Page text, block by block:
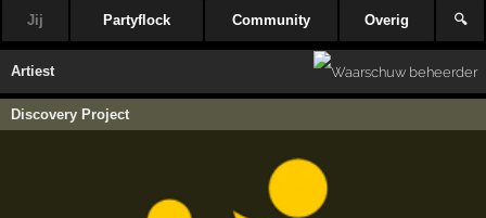
Jij Partyflock Community Overig 🔍
Artiest
Discovery Project